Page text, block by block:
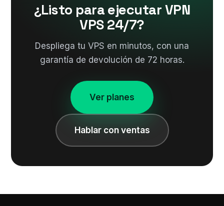
¿Listo para ejecutar VPN
VPS 24/7?
Despliega tu VPS en minutos, con una
garantía de devolución de 72 horas.
Ver planes
Hablar con ventas